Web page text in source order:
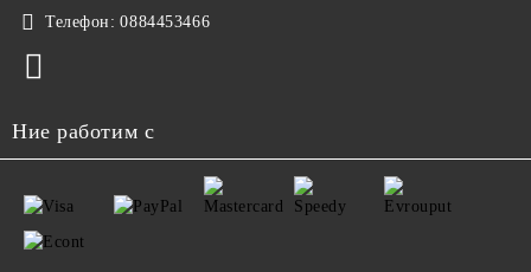
Телефон: 0884453466
Ние работим с